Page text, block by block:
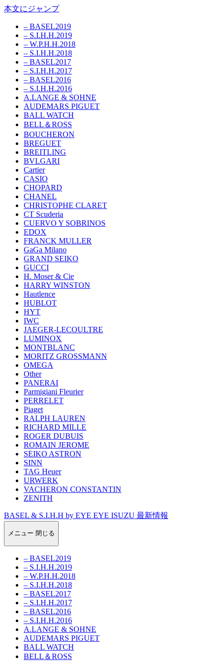
本文にジャンプ
– BASEL2019
– S.I.H.H.2019
– W.P.H.H.2018
– S.I.H.H.2018
– BASEL2017
– S.I.H.H.2017
– BASEL2016
– S.I.H.H.2016
A.LANGE & SOHNE
AUDEMARS PIGUET
BALL WATCH
BELL＆ROSS
BOUCHERON
BREGUET
BREITLING
BVLGARI
Cartier
CASIO
CHOPARD
CHANEL
CHRISTOPHE CLARET
CT Scuderia
CUERVO Y SOBRINOS
EDOX
FRANCK MULLER
GaGa Milano
GRAND SEIKO
GUCCI
H. Moser & Cie
HARRY WINSTON
Hautlence
HUBLOT
HYT
IWC
JAEGER-LECOULTRE
LUMINOX
MONTBLANC
MORITZ GROSSMANN
OMEGA
Other
PANERAI
Parmigiani Fleurier
PERRELET
Piaget
RALPH LAUREN
RICHARD MILLE
ROGER DUBUIS
ROMAIN JEROME
SEIKO ASTRON
SINN
TAG Heuer
URWERK
VACHERON CONSTANTIN
ZENITH
BASEL & S.I.H.H by EYE EYE ISUZU 最新情報
メニュー 閉じる
– BASEL2019
– S.I.H.H.2019
– W.P.H.H.2018
– S.I.H.H.2018
– BASEL2017
– S.I.H.H.2017
– BASEL2016
– S.I.H.H.2016
A.LANGE & SOHNE
AUDEMARS PIGUET
BALL WATCH
BELL＆ROSS